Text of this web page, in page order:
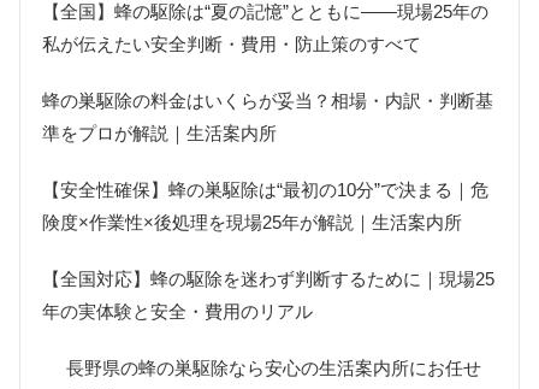
【全国】蜂の駆除は“夏の記憶”とともに――現場25年の
私が伝えたい安全判断・費用・防止策のすべて
蜂の巣駆除の料金はいくらが妥当？相場・内訳・判断基
準をプロが解説｜生活案内所
【安全性確保】蜂の巣駆除は“最初の10分”で決まる｜危
険度×作業性×後処理を現場25年が解説｜生活案内所
【全国対応】蜂の駆除を迷わず判断するために｜現場25
年の実体験と安全・費用のリアル
長野県の蜂の巣駆除なら安心の生活案内所にお任せ